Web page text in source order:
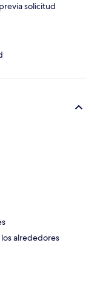
solicitud
alrededores